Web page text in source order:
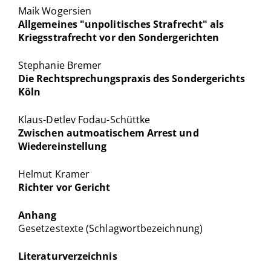
Maik Wogersien
Allgemeines "unpolitisches Strafrecht" als
Kriegsstrafrecht vor den Sondergerichten
Stephanie Bremer
Die Rechtsprechungspraxis des Sondergerichts
Köln
Klaus-Detlev Fodau-Schüttke
Zwischen autmoatischem Arrest und
Wiedereinstellung
Helmut Kramer
Richter vor Gericht
Anhang
Gesetzestexte (Schlagwortbezeichnung)
Literaturverzeichnis